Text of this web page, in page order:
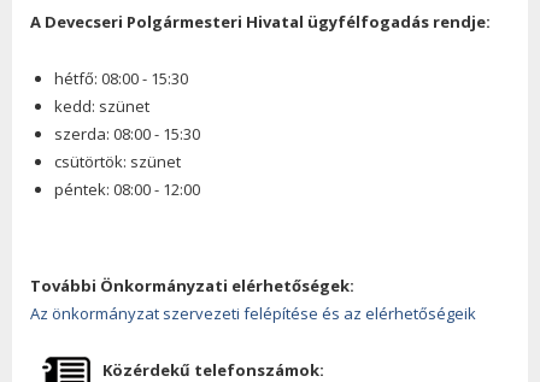
A Devecseri Polgármesteri Hivatal ügyfélfogadás rendje:
hétfő: 08:00 - 15:30
kedd: szünet
szerda: 08:00 - 15:30
csütörtök: szünet
péntek: 08:00 - 12:00
További Önkormányzati elérhetőségek:
Az önkormányzat szervezeti felépítése és az elérhetőségeik
Közérdekű telefonszámok: